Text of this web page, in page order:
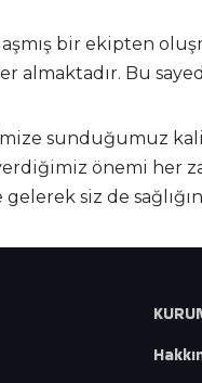
bir ekipten
almaktadır. Bu
sunduğumuz
önemi her
gelerek siz de